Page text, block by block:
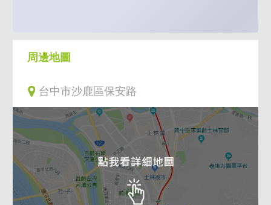
周邊地圖
台中市沙鹿區保安路